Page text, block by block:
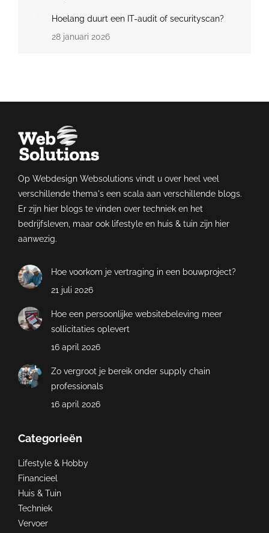
Hoelang duurt een IT-audit of securityscan?
28 januari 2026
Op Webdesign Websolutions vindt u over heel veel
verschillende thema's een scala aan verschillende blogs.
Er zijn hier blogs te vinden over techniek en het
bedrijfsleven, maar ook lifestyle en huis & tuin zijn hier
aanwezig.
Hoe voorkom je vertraging in een bouwproject?
21 juli 2026
Hoe een persoonlijke websitebeleving meer
sollicitaties oplevert
16 april 2026
Zo vergroot je bereik onder supply chain
professionals
16 april 2026
Categorieën
Lifestyle & Hobby
Financieel
Huis & Tuin
Techniek
Vervoer